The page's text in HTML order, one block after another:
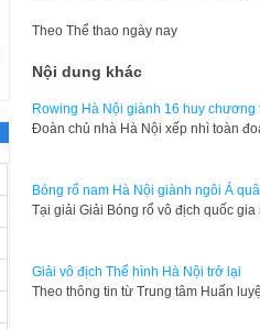
Theo Thể thao ngày nay
Nội dung khác
Rowing Hà Nội giành 16 huy
Đoàn chủ nhà Hà Nội xếp nhì toàn
Bóng rổ nam Hà Nội giành ngôi Á
Tại giải Giải Bóng rổ vô địch quốc
Giải vô địch Thể hình Hà Nội trở lại
Theo thông tin từ Trung tâm Huấn